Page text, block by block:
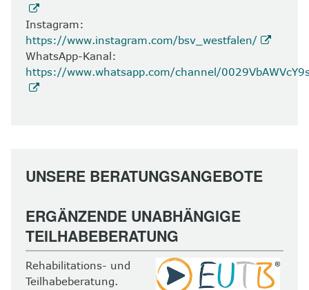
Instagram:
https://www.instagram.com/bsv_westfalen/
WhatsApp-Kanal:
https://www.whatsapp.com/channel/
UNSERE BERATUNGSANGEBOTE
ERGÄNZENDE UNABHÄNGIGE
TEILHABEBERATUNG
Rehabilitations- und
Teilhabeberatung.